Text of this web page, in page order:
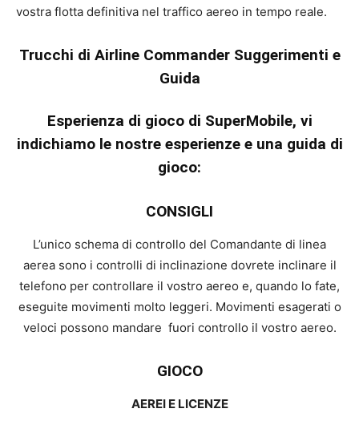
vostra flotta definitiva nel traffico aereo in tempo reale.
Trucchi di Airline Commander Suggerimenti e
Guida
Esperienza di gioco di SuperMobile, vi
indichiamo le nostre esperienze e una guida di
gioco:
CONSIGLI
L’unico schema di controllo del Comandante di linea
aerea sono i controlli di inclinazione dovrete inclinare il
telefono per controllare il vostro aereo e, quando lo fate,
eseguite movimenti molto leggeri. Movimenti esagerati o
veloci possono mandare fuori controllo il vostro aereo.
GIOCO
AEREI E LICENZE